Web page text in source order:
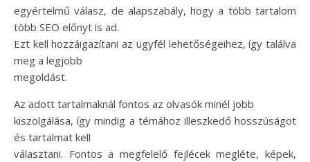
egyértelmű válasz, de alapszabály, hogy a több tartalom
több SEO előnyt is ad.
Ezt kell hozzáigazítani az ügyfél lehetőségeihez, így találva
meg a legjobb
megoldást.
Az adott tartalmaknál fontos az olvasók minél jobb
kiszolgálása, így mindig a témához illeszkedő hosszúságot
és tartalmat kell
választani. Fontos a megfelelő fejlécek megléte, képek,